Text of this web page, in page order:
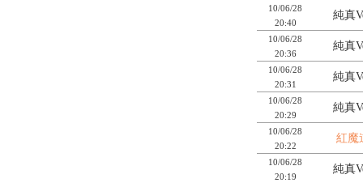
10/06/28
20:40
純真
10/06/28
20:36
純真
10/06/28
20:31
純真
10/06/28
20:29
純真
10/06/28
20:22
紅魔
10/06/28
20:19
純真